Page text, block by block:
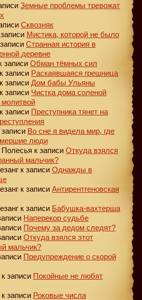
Земные проблемы тревожат
Сквозняк
Мистика, которой не было
Странная история в
деревне
записи Обман тёмных сил
к записи Раскаявшаяся грешница
к записи Дом бабы Ульяны
к записи Чистка дома соленой
молитвой
к записи Преступника тянет на
записи Во сне я видела мир, где
люди
Полесья к записи Откуда взялся
мальчик?
к записи Однажды в
к записи Антирентгеновская
к записи Бабушка-вахтерша
Наперекор судьбе
Почему за дедом следят?
Откуда взялся этот
мальчик?
Предупреждение о скорой
к записи Покойные не любят
к записи Роковые числа